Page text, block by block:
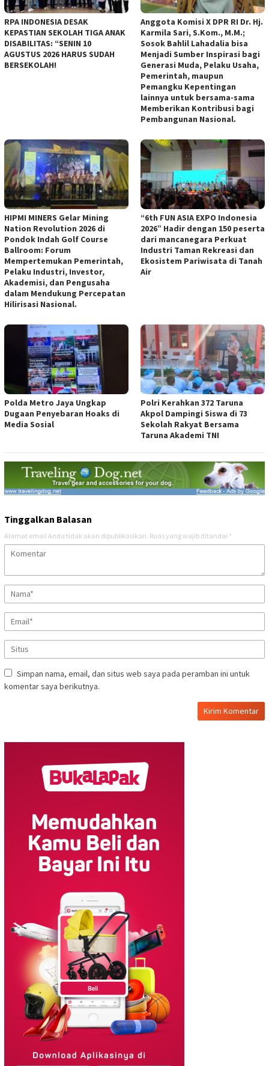
RPA INDONESIA DESAK
KEPASTIAN SEKOLAH TIGA ANAK
DISABILITAS: “SENIN 10
AGUSTUS 2026 HARUS SUDAH
BERSEKOLAH!
Anggota Komisi X DPR RI Dr. Hj.
Karmila Sari, S.Kom., M.M.;
Sosok Bahlil Lahadalia bisa
Menjadi Sumber Inspirasi bagi
Generasi Muda, Pelaku Usaha,
Pemerintah, maupun
Pemangku Kepentingan
lainnya untuk bersama-sama
Memberikan Kontribusi bagi
Pembangunan Nasional.
HIPMI MINERS Gelar Mining
Nation Revolution 2026 di
Pondok Indah Golf Course
Ballroom: Forum
Mempertemukan Pemerintah,
Pelaku Industri, Investor,
Akademisi, dan Pengusaha
dalam Mendukung Percepatan
Hilirisasi Nasional.
“6th FUN ASIA EXPO Indonesia
2026” Hadir dengan 150 peserta
dari mancanegara Perkuat
Industri Taman Rekreasi dan
Ekosistem Pariwisata di Tanah
Air
Polda Metro Jaya Ungkap
Dugaan Penyebaran Hoaks di
Media Sosial
Polri Kerahkan 372 Taruna
Akpol Dampingi Siswa di 73
Sekolah Rakyat Bersama
Taruna Akademi TNI
Tinggalkan Balasan
Alamat email Anda tidak akan dipublikasikan. Ruas yang wajib ditandai *
Simpan nama, email, dan situs web saya pada peramban ini untuk
komentar saya berikutnya.